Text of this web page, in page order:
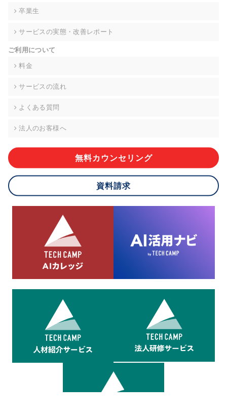
て、下記の当社問合わせ窓口に申し出ることができます。その
的な期間内に対応いたします。ただし、申請が本人確認が不可
により、ご希望に添えない場合があります。 なお、アクセスロ
グなどの個人情報以外の情報については、原則として開示等は
株式会社div 個人情報問合せ窓口
メールアドレス:privacy_policy@di-v.co.jp
ご本人様が当社に個人情報を提供されるかどうかは任意による
応ができない場合があります。
8.cookieにより取得・分析した情報とその利用について
当社は第三者が運営するデータ・マネジメント・プラットフォ
ームからcookieにより収集されたウェブの閲覧機歴及びその分
析結果を取得し、これをお客様の個人データと結びつけた上
で、広告配信等の目的で利用いたします。
卒業生
サービスの実態・改善レポート
ご利用について
料金
サービスの流れ
よくある質問
法人のお客様へ
無料カウンセリング
資料請求